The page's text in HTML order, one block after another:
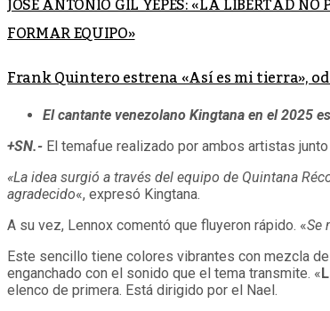
FORMAR EQUIPO»
Frank Quintero estrena «Así es mi tierra»,
El cantante venezolano Kingtana en el 2025
+SN.- El temafue realizado por ambos artistas
«La idea surgió a través del equipo de Quintana
agradecido«, expresó Kingtana.
A su vez, Lennox comentó que fluyeron rápido. «Se
Este sencillo tiene colores vibrantes con mezcla
enganchado con el sonido que el tema transmite. «
elenco de primera. Está dirigido por el Nael.